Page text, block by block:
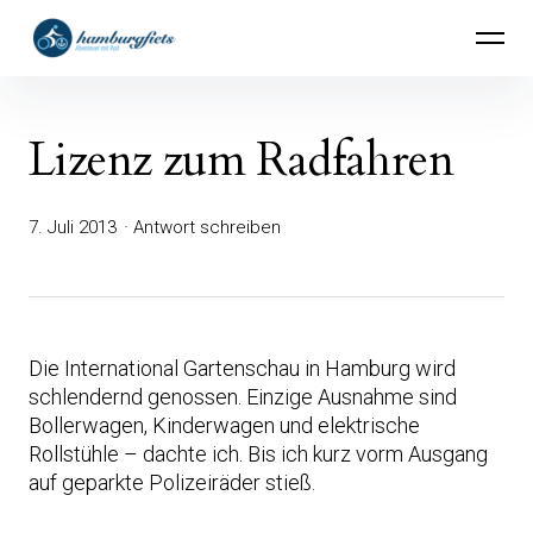
überspringen
hamburgfiets – Abenteuer mit Rad
Lizenz zum Radfahren
7. Juli 2013 Antwort schreiben
Die International Gartenschau in Hamburg wird
schlendernd genossen. Einzige Ausnahme sind
Bollerwagen, Kinderwagen und elektrische
Rollstühle – dachte ich. Bis ich kurz vorm Ausgang
auf geparkte Polizeiräder stieß.